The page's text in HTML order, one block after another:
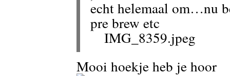
echt helemaal om…nu
pre brew etc
IMG_8359.jpeg
Mooi hoekje heb je hoor